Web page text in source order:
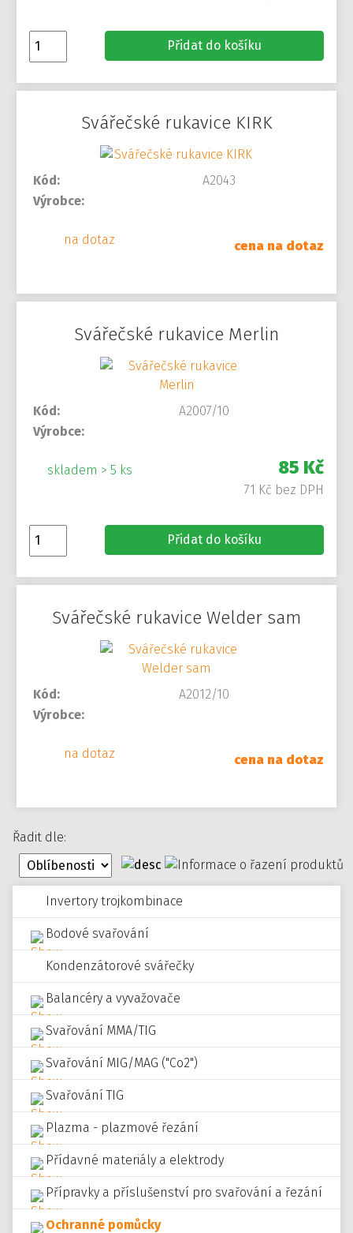
Invertory trojkombinace
Bodové svařování
Kondenzátorové svářečky
Balancéry a vyvažovače
Svařování MMA/TIG
Svařování MIG/MAG ("Co2")
Svařování TIG
Plazma - plazmové řezání
Přídavné materiály a elektrody
Přípravky a příslušenství pro svařování a řezání
Ochranné pomůcky
Přidat do košíku
Svářečské rukavice KIRK
Kód:
A2043
Výrobce:
na dotaz cena na dotaz
Svářečské rukavice Merlin
Kód:
A2007/10
Výrobce:
skladem > 5 ks 85 Kč
71 Kč bez DPH
Přidat do košíku
Svářečské rukavice Welder sam
Kód:
A2012/10
Výrobce:
na dotaz cena na dotaz
Řadit dle: